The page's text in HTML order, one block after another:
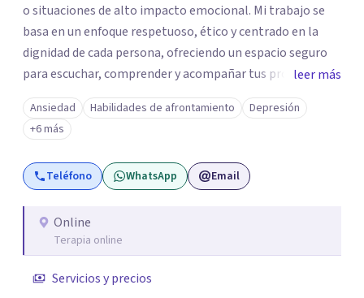
o situaciones de alto impacto emocional. Mi trabajo se
basa en un enfoque respetuoso, ético y centrado en la
dignidad de cada persona, ofreciendo un espacio seguro
para escuchar, comprender y acompañar tus procesos
emocionales a tu propio ritmo. Creo firmemente en la
importancia de construir juntos herramientas que
fortalezcan el bienestar, la autonomía y el sentido de
vida. Será un gusto acompañarte en este proceso. Quedo
atento para resolver cualquier duda y acordar una cita. Un
leer más
Ansiedad Habilidades de afrontamiento
Depresión
+6 más
Teléfono WhatsApp Email
Online
Terapia online
Servicios y precios